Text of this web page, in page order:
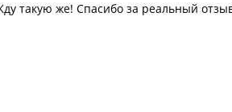
такую же! Спасибо за реальный